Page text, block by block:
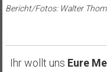
Bericht/Fotos: Walter
Ihr wollt uns Eure